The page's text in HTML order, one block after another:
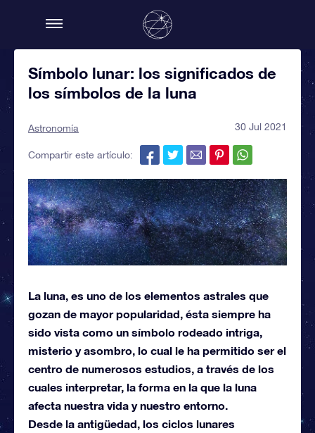
Símbolo lunar: los significados de
los símbolos de la luna
Astronomía 30 Jul 2021
Compartir este artículo:
La luna, es uno de los elementos astrales que
gozan de mayor popularidad, ésta siempre ha
sido vista como un símbolo rodeado intriga,
misterio y asombro, lo cual le ha permitido ser el
centro de numerosos estudios, a través de los
cuales interpretar, la forma en la que la luna
afecta nuestra vida y nuestro entorno.
Desde la antigüedad, los ciclos lunares